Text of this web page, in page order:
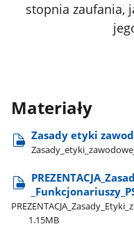
stopnia zaufania,
Materiały
Zasady etyki
1.15MB